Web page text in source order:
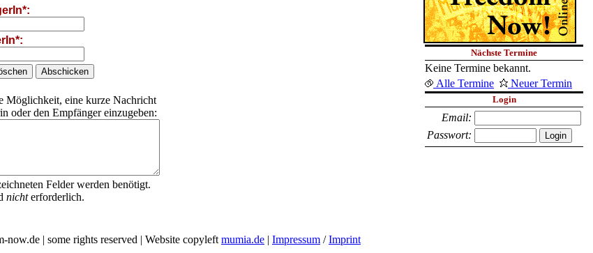
Möglichkeit, eine kurze Nachricht
oder den Empfänger einzugeben:
Felder werden benötigt.
nichterforderlich.
Nächste Termine
Keine Termine bekannt.
Alle Termine
Neuer Termin
Login
Email:
Passwort:
now.de | some rights reserved | Website copyleft mumia.de | Impressum /Imprint